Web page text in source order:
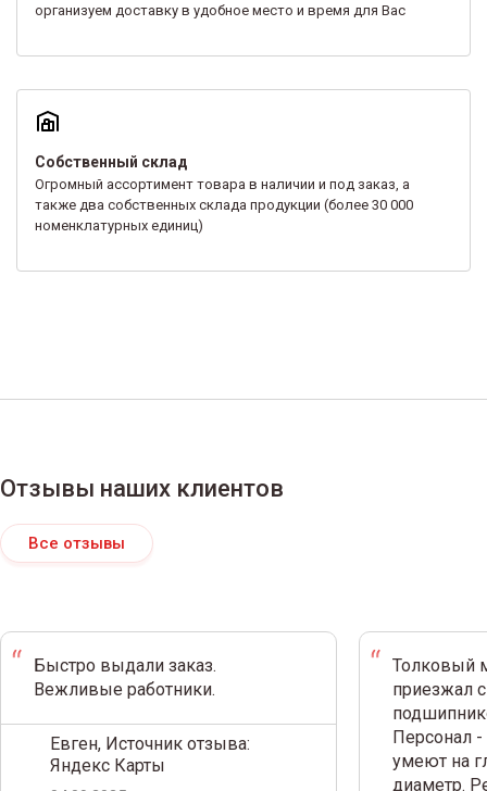
организуем доставку в удобное место и время для Вас
Собственный склад
Огромный ассортимент товара в наличии и под заказ, а
также два собственных склада продукции (более 30 000
номенклатурных единиц)
Отзывы наших клиентов
Все отзывы
Быстро выдали заказ.
Вежливые работники.
Евген, Источник отзыва:
Яндекс Карты
Толковый
приезжал
Персонал
умеют на
диаметр.